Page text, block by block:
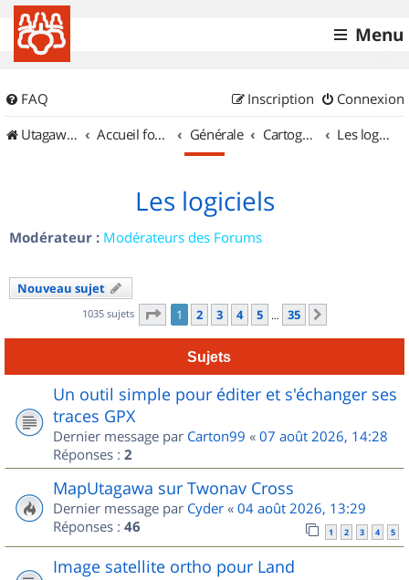
Menu
FAQ Connexion
Inscription
UtagawaVTT (Randos VTT et VTTAE avec traces GPS)
Accueil forum Générale Cartographie et GPS Les logiciels
Les logiciels
Modérateur : Modérateurs des Forums
Nouveau sujet
1035 sujets Page 1sur
1 2 3 4 5 … 35
Sujets
Un outil simple pour éditer et s'échanger ses
traces GPX
Dernier message par Carton99 « 07 août 2026, 14:28
Réponses : 2
MapUtagawa sur Twonav Cross
Dernier message par Cyder « 04 août 2026, 13:29
Réponses : 46 1 2 3 4 5
Image satellite ortho pour Land